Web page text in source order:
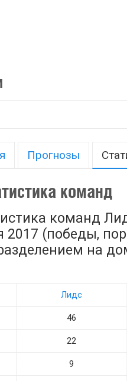
Прогнозы
команд
команд
2017 (победы,
на
Лидс
46
22
9